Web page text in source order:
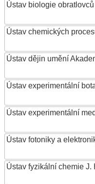
Ústav biologie obratlovců
Ústav chemických
Ústav dějin umění
Ústav experimentální
Ústav experimentální
Ústav fotoniky a
Ústav fyzikální chemie J.